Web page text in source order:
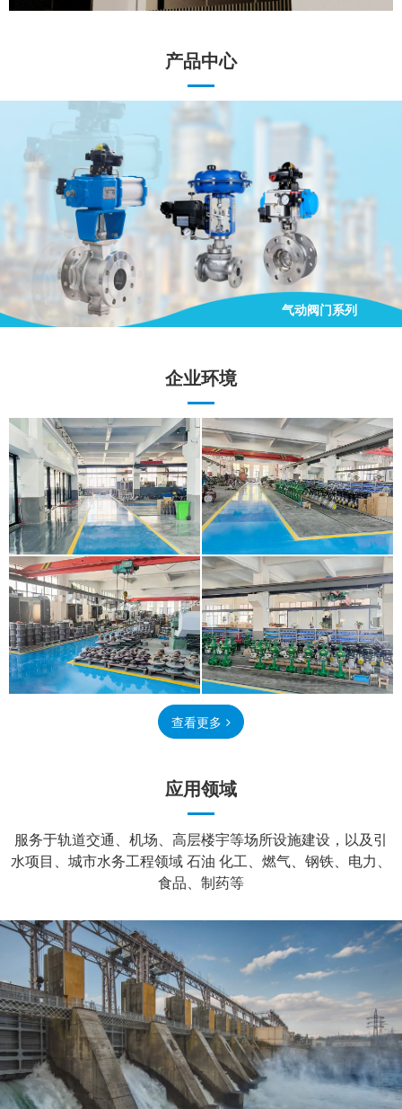
产品中心
气动阀门系列
手动阀门系列
电动阀门系列
气动阀门系列
企业环境
查看更多
应用领域
服务于轨道交通、机场、高层楼宇等场所设施建设，以及引
水项目、城市水务工程领域 石油 化工、燃气、钢铁、电力、
食品、制药等